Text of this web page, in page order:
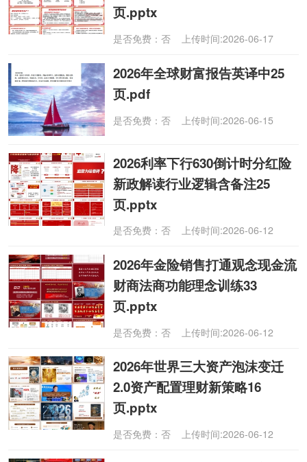
页.pptx
是否免费：否 上传时间:2026-06-17
2026年全球财富报告英译中25
页.pdf
是否免费：否 上传时间:2026-06-15
2026利率下行630倒计时分红险
新政解读行业逻辑含备注25
页.pptx
是否免费：否 上传时间:2026-06-12
2026年金险销售打通观念现金流
财商法商功能理念训练33
页.pptx
是否免费：否 上传时间:2026-06-12
2026年世界三大资产泡沫变迁
2.0资产配置理财新策略16
页.pptx
是否免费：否 上传时间:2026-06-12